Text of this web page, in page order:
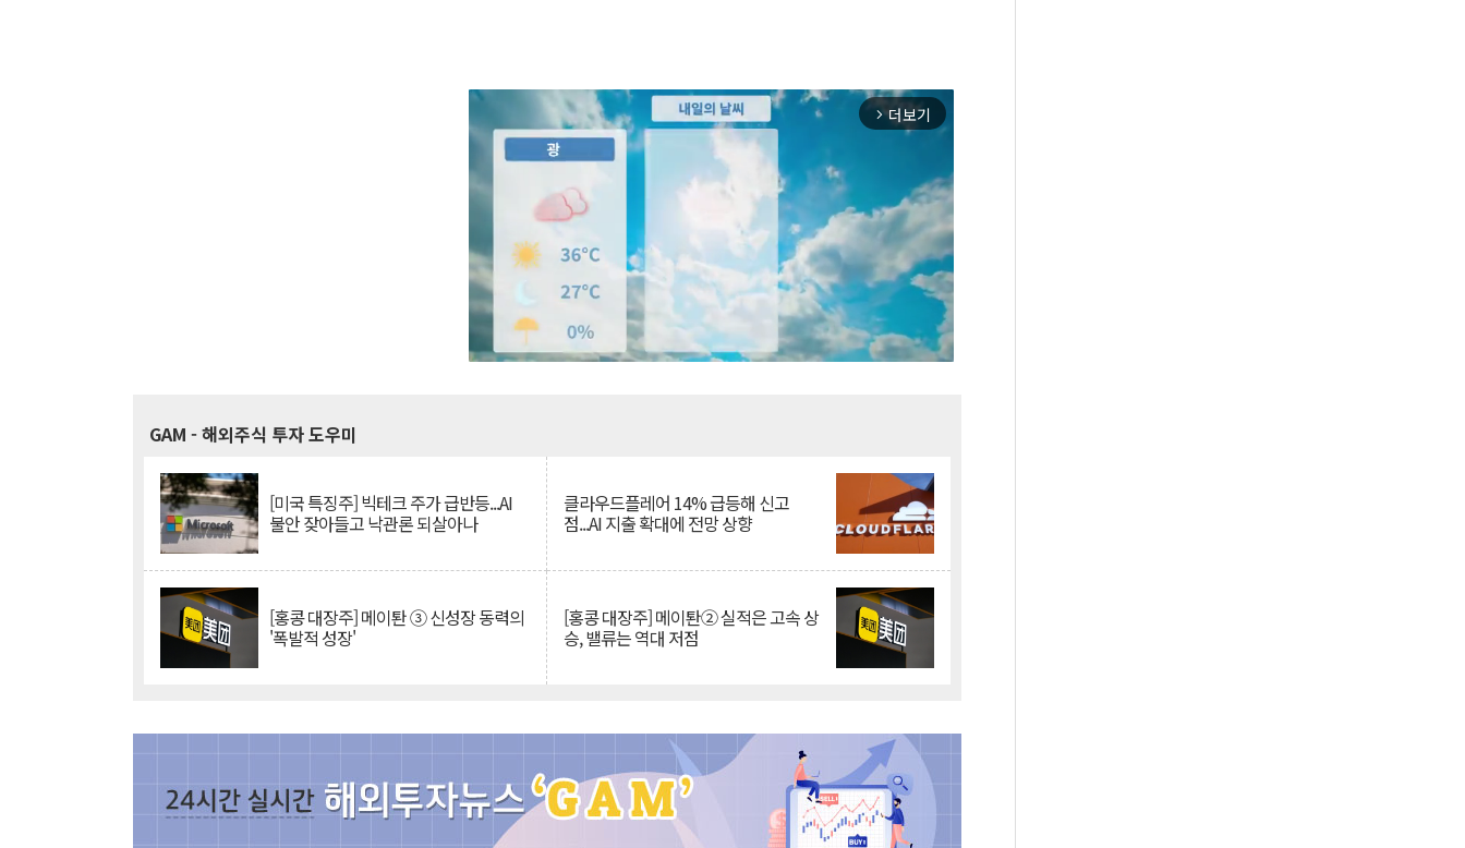
arrow_forward_ios 더보기
GAM - 해외주식 투자 도우미
[미국 특징주] 빅테크 주가 급반등...AI
불안 잦아들고 낙관론 되살아나
클라우드플레어 14% 급등해 신고
점...AI 지출 확대에 전망 상향
[홍콩 대장주] 메이퇀 ③ 신성장 동력의
'폭발적 성장'
[홍콩 대장주] 메이퇀② 실적은 고속 상
승, 밸류는 역대 저점